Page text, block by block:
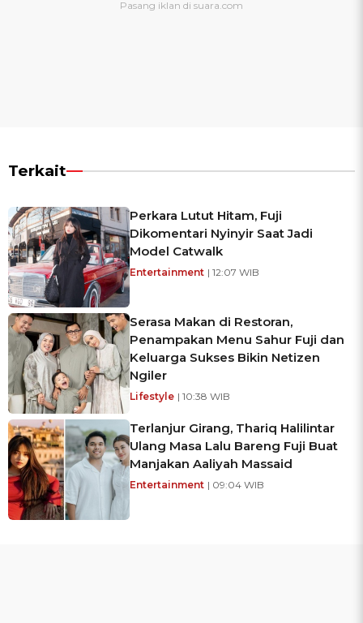
Terkait
Perkara Lutut Hitam, Fuji
Dikomentari Nyinyir Saat Jadi
Model Catwalk
Entertainment | 12:07 WIB
Serasa Makan di Restoran,
Penampakan Menu Sahur Fuji dan
Keluarga Sukses Bikin Netizen
Ngiler
Lifestyle | 10:38 WIB
Terlanjur Girang, Thariq Halilintar
Ulang Masa Lalu Bareng Fuji Buat
Manjakan Aaliyah Massaid
Entertainment | 09:04 WIB